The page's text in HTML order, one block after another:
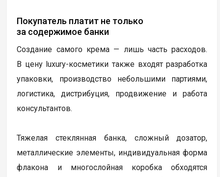
Покупатель платит не только
за содержимое банки
Создание самого крема — лишь часть расходов.
В цену luxury-косметики также входят разработка
упаковки, производство небольшими партиями,
логистика, дистрибуция, продвижение и работа
консультантов.
Тяжелая стеклянная банка, сложный дозатор,
металлические элементы, индивидуальная форма
флакона и многослойная коробка обходятся